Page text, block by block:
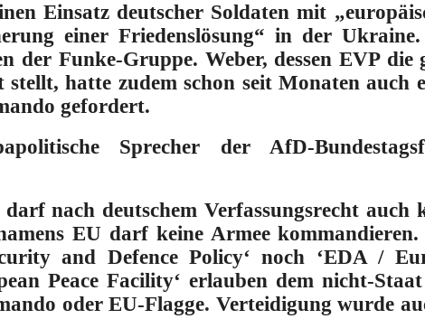
Einsatz deutscher Soldaten mit
einer Friedenslösung“ in der
der Funke-Gruppe. Weber, dessen EVP
hatte zudem schon seit Monaten auch
gefordert.
Sprecher der AfD-
nach deutschem Verfassungsrecht auch
EU darf keine Armee kommandieren.
and Defence Policy‘ noch ‘EDA /
Peace Facility‘ erlauben dem nicht-
oder EU-Flagge. Verteidigung wurde